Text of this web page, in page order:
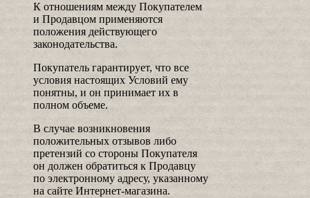
К отношениям между Покупателем
и Продавцом применяются
положения действующего
законодательства.
Покупатель гарантирует, что все
условия настоящих Условий ему
понятны, и он принимает их в
полном объеме.
В случае возникновения
положительных отзывов либо
претензий со стороны Покупателя
он должен обратиться к Продавцу
по электронному адресу, указанному
на сайте Интернет-магазина.